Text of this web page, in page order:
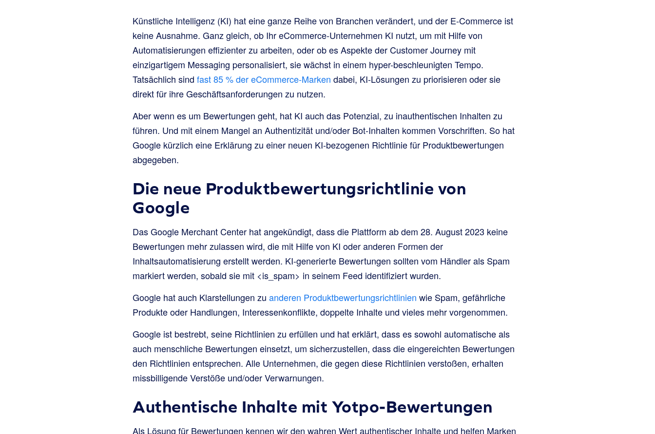
Künstliche Intelligenz (KI) hat eine ganze Reihe von Branchen verändert, und der E-Commerce ist
keine Ausnahme. Ganz gleich, ob Ihr eCommerce-Unternehmen KI nutzt, um mit Hilfe von
Automatisierungen effizienter zu arbeiten, oder ob es Aspekte der Customer Journey mit
einzigartigem Messaging personalisiert, sie wächst in einem hyper-beschleunigten Tempo.
Tatsächlich sind fast 85 % der eCommerce-Marken dabei, KI-Lösungen zu priorisieren oder sie
direkt für ihre Geschäftsanforderungen zu nutzen.
Aber wenn es um Bewertungen geht, hat KI auch das Potenzial, zu inauthentischen Inhalten zu
führen. Und mit einem Mangel an Authentizität und/oder Bot-Inhalten kommen Vorschriften. So hat
Google kürzlich eine Erklärung zu einer neuen KI-bezogenen Richtlinie für Produktbewertungen
abgegeben.
Die neue Produktbewertungsrichtlinie von
Google
Das Google Merchant Center hat angekündigt, dass die Plattform ab dem 28. August 2023 keine
Bewertungen mehr zulassen wird, die mit Hilfe von KI oder anderen Formen der
Inhaltsautomatisierung erstellt werden. KI-generierte Bewertungen sollten vom Händler als Spam
markiert werden, sobald sie mit <is_spam> in seinem Feed identifiziert wurden.
Google hat auch Klarstellungen zu anderen Produktbewertungsrichtlinien wie Spam, gefährliche
Produkte oder Handlungen, Interessenkonflikte, doppelte Inhalte und vieles mehr vorgenommen.
Google ist bestrebt, seine Richtlinien zu erfüllen und hat erklärt, dass es sowohl automatische als
auch menschliche Bewertungen einsetzt, um sicherzustellen, dass die eingereichten Bewertungen
den Richtlinien entsprechen. Alle Unternehmen, die gegen diese Richtlinien verstoßen, erhalten
missbilligende Verstöße und/oder Verwarnungen.
Authentische Inhalte mit Yotpo-Bewertungen
Als Lösung für Bewertungen kennen wir den wahren Wert authentischer Inhalte und helfen Marken